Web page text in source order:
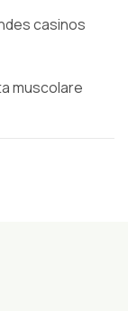
casinos
muscolare